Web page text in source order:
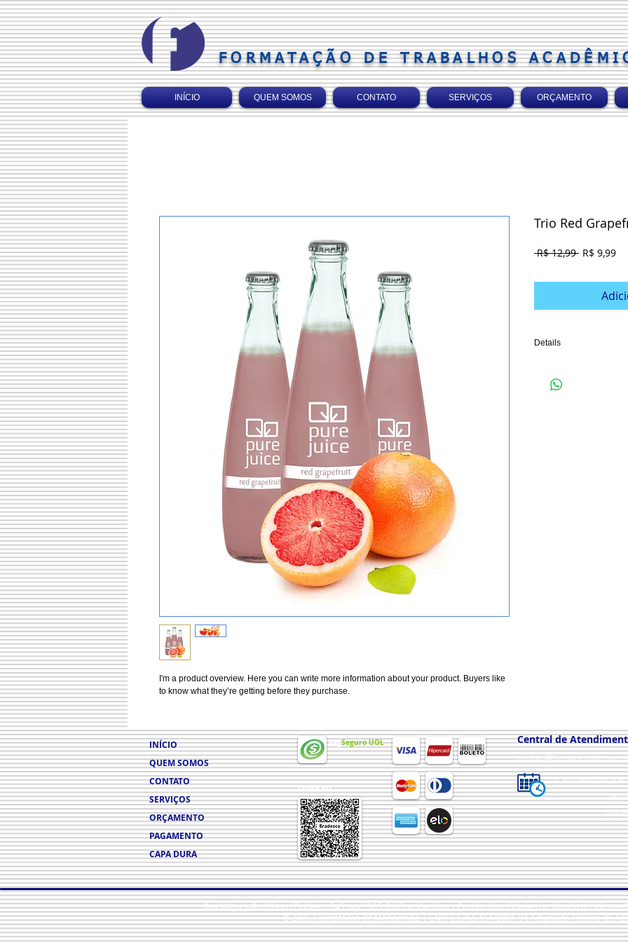
FORMATAÇÃO DE TRABALHOS
INÍCIO QUEM SOMOS CONTATO SERVIÇOS ORÇAMENTO
I'm a product overview. Here you can write more information about your product. Buyers like
to know what they’re getting before they purchase.
Trio Red
R$ 12,99 Preço
R$ 9,99
Details
your product such as
INÍCIO
QUEM SOMOS
CONTATO
SERVIÇOS
ORÇAMENTO
PAGAMENTO
CAPA DURA
PagSeguro UOL
Chave PIX
Central de
2ª a 6ª feira das 8
(81)
(81)
Rua Major João Ribeiro Pinheiro, 245, aptº 305, Edifício Varsóvia - Condomínio Cidades do Mundo III -
© 2026 Formatação de Monografia | CNPJ 63.765.154/0001-94 Aguinaldo Pereira de